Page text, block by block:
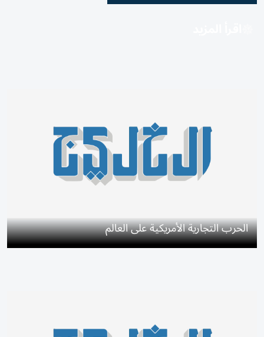
الحرب التجارية الأمريكية على العالم